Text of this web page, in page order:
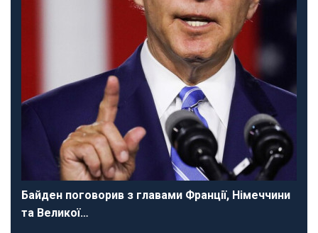
Байден поговорив з главами Франції, Німеччини
та Великої…